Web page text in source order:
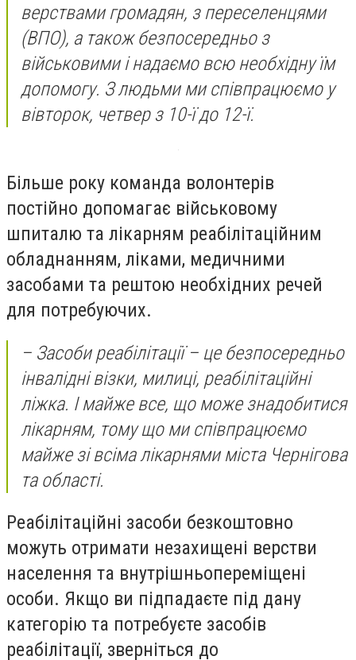
верствами громадян, з переселенцями
(ВПО), а також безпосередньо з
військовими і надаємо всю необхідну їм
допомогу. З людьми ми співпрацюємо у
вівторок, четвер з 10-ї до 12-ї.
Більше року команда волонтерів
постійно допомагає військовому
шпиталю та лікарням реабілітаційним
обладнанням, ліками, медичними
засобами та рештою необхідних речей
для потребуючих.
– Засоби реабілітації – це безпосередньо
інвалідні візки, милиці, реабілітаційні
ліжка. І майже все, що може знадобитися
лікарням, тому що ми співпрацюємо
майже зі всіма лікарнями міста Чернігова
та області.
Реабілітаційні засоби безкоштовно
можуть отримати незахищені верстви
населення та внутрішньопереміщені
особи. Якщо ви підпадаєте під дану
категорію та потребуєте засобів
реабілітації, зверніться до